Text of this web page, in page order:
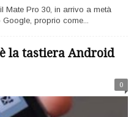
Mate Pro 30, in arrivo a metà
proprio come...
è la tastiera Android
0